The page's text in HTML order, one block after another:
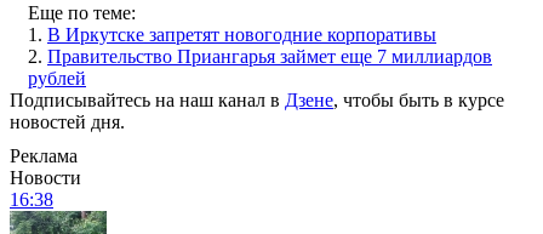
Еще по теме:
1. В Иркутске запретят новогодние корпоративы
2. Правительство Приангарья займет еще 7 миллиардов
рублей
Подписывайтесь на наш канал в Дзене, чтобы быть в курсе
новостей дня.
Реклама
Новости
16:38